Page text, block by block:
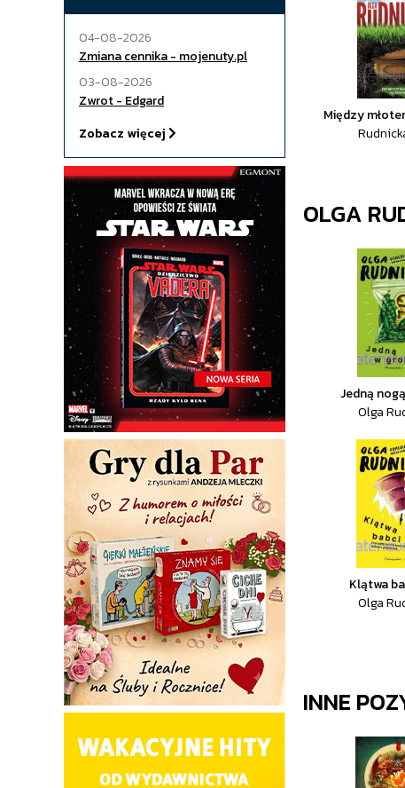
04-08-2026
Zmiana cennika - mojenuty.pl
03-08-2026
Zwrot - Edgard
Zobacz więcej
Między
OLGA
Jedną
Olga
Klątwa
Olga
INNE